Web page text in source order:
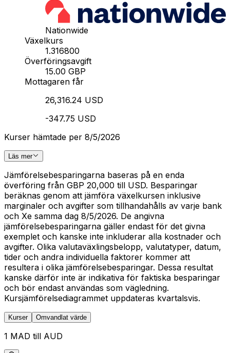
Nationwide
Växelkurs
1.316800
Överföringsavgift
15.00 GBP
Mottagaren får
26,316.24 USD
-347.75 USD
Kurser hämtade per 8/5/2026
Läs mer
Jämförelsebesparingarna baseras på en enda
överföring från GBP 20,000 till USD. Besparingar
beräknas genom att jämföra växelkursen inklusive
marginaler och avgifter som tillhandahålls av varje bank
och Xe samma dag 8/5/2026. De angivna
jämförelsebesparingarna gäller endast för det givna
exemplet och kanske inte inkluderar alla kostnader och
avgifter. Olika valutaväxlingsbelopp, valutatyper, datum,
tider och andra individuella faktorer kommer att
resultera i olika jämförelsebesparingar. Dessa resultat
kanske därför inte är indikativa för faktiska besparingar
och bör endast användas som vägledning.
Kursjämförelsediagrammet uppdateras kvartalsvis.
Kurser Omvandlat värde
1 MAD till AUD